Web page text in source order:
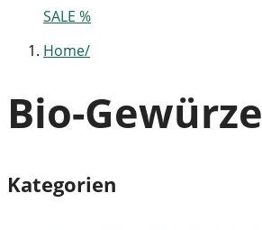
SALE %
Home
Bio-Gewürze
Kategorien